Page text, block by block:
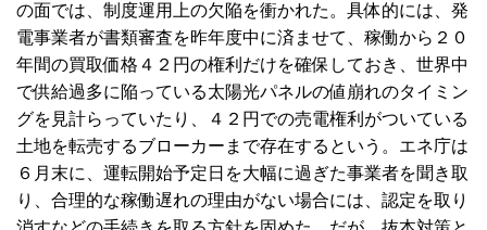
の面では、制度運用上の欠陥を衝かれた。具体的には、発
電事業者が書類審査を昨年度中に済ませて、稼働から２０
年間の買取価格４２円の権利だけを確保しておき、世界中
で供給過多に陥っている太陽光パネルの値崩れのタイミン
グを見計らっていたり、４２円での売電権利がついている
土地を転売するブローカーまで存在するという。エネ庁は
６月末に、運転開始予定日を大幅に過ぎた事業者を聞き取
り、合理的な稼働遅れの理由がない場合には、認定を取り